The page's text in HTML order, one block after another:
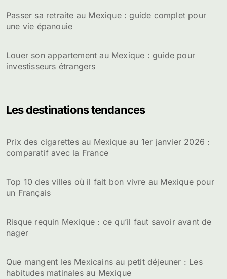
Passer sa retraite au Mexique : guide complet pour
une vie épanouie
Louer son appartement au Mexique : guide pour
investisseurs étrangers
Les destinations tendances
Prix des cigarettes au Mexique au 1er janvier 2026 :
comparatif avec la France
Top 10 des villes où il fait bon vivre au Mexique pour
un Français
Risque requin Mexique : ce qu’il faut savoir avant de
nager
Que mangent les Mexicains au petit déjeuner : Les
habitudes matinales au Mexique